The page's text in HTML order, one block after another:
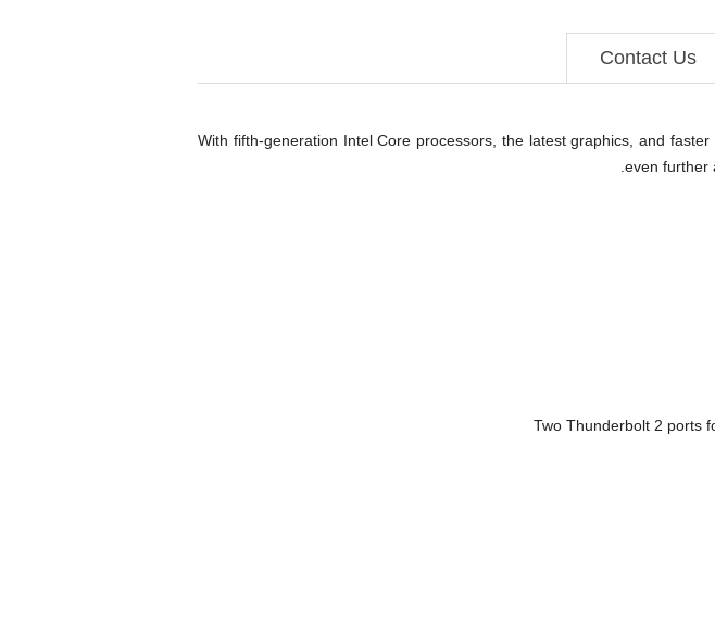
Contact Us
With fifth-generation Intel Core processors, the latest graphics, and
even further
Two Thunderbolt 2 ports